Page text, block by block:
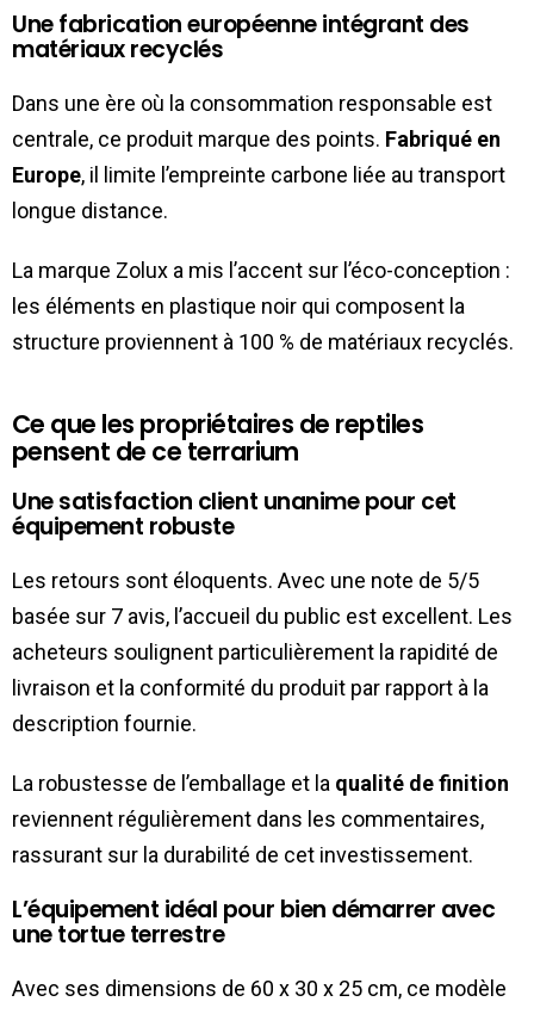
Une fabrication européenne intégrant des
matériaux recyclés
Dans une ère où la consommation responsable est
centrale, ce produit marque des points. Fabriqué en
Europe, il limite l’empreinte carbone liée au transport
longue distance.
La marque Zolux a mis l’accent sur l’éco-conception :
les éléments en plastique noir qui composent la
structure proviennent à 100 % de matériaux recyclés.
Ce que les propriétaires de reptiles
pensent de ce terrarium
Une satisfaction client unanime pour cet
équipement robuste
Les retours sont éloquents. Avec une note de 5/5
basée sur 7 avis, l’accueil du public est excellent. Les
acheteurs soulignent particulièrement la rapidité de
livraison et la conformité du produit par rapport à la
description fournie.
La robustesse de l’emballage et la qualité de finition
reviennent régulièrement dans les commentaires,
rassurant sur la durabilité de cet investissement.
L’équipement idéal pour bien démarrer avec
une tortue terrestre
Avec ses dimensions de 60 x 30 x 25 cm, ce modèle